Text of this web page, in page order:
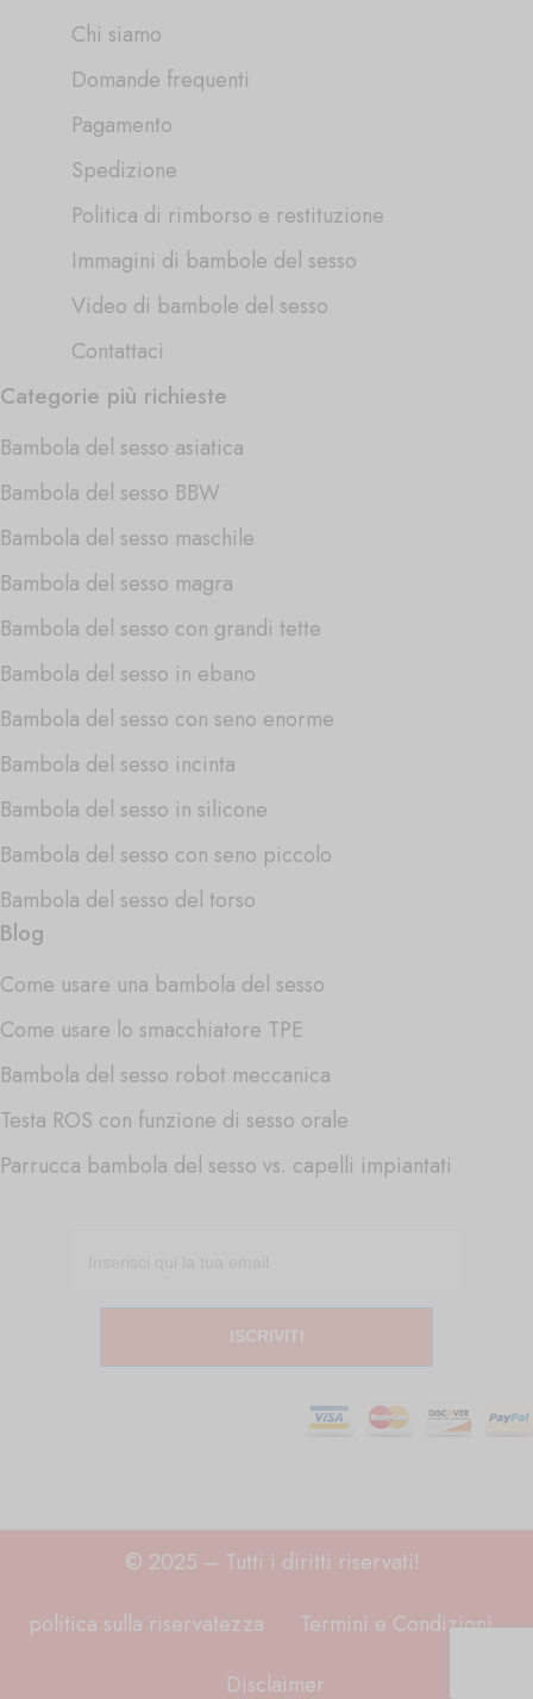
Chi siamo
Domande frequenti
Pagamento
Spedizione
Politica di rimborso e restituzione
Immagini di bambole del sesso
Video di bambole del sesso
Contattaci
Categorie più richieste
Bambola del sesso asiatica
Bambola del sesso BBW
Bambola del sesso maschile
Bambola del sesso magra
Bambola del sesso con grandi tette
Bambola del sesso in ebano
Bambola del sesso con seno enorme
Bambola del sesso incinta
Bambola del sesso in silicone
Bambola del sesso con seno piccolo
Bambola del sesso del torso
Blog
Come usare una bambola del sesso
Come usare lo smacchiatore TPE
Bambola del sesso robot meccanica
Testa ROS con funzione di sesso orale
Parrucca bambola del sesso vs. capelli impiantati
ISCRIVITI
© 2025 – Tutti i diritti riservati!
politica sulla riservatezza
Termini e Condizioni
Disclaimer